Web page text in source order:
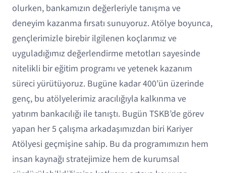
olurken, bankamızın değerleriyle tanışma ve
deneyim kazanma fırsatı sunuyoruz. Atölye boyunca,
gençlerimizle birebir ilgilenen koçlarımız ve
uyguladığımız değerlendirme metotları sayesinde
nitelikli bir eğitim programı ve yetenek kazanım
süreci yürütüyoruz. Bugüne kadar 400’ün üzerinde
genç, bu atölyelerimiz aracılığıyla kalkınma ve
yatırım bankacılığı ile tanıştı. Bugün TSKB’de görev
yapan her 5 çalışma arkadaşımızdan biri Kariyer
Atölyesi geçmişine sahip. Bu da programımızın hem
insan kaynağı stratejimize hem de kurumsal